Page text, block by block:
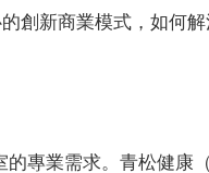
創新商業模式，如何
專業需求。青松健康